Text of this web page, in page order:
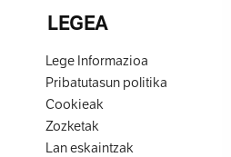
LEGEA
Lege Informazioa
Pribatutasun politika
Cookieak
Zozketak
Lan eskaintzak